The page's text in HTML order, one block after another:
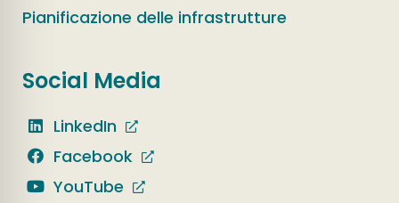
Pianificazione delle infrastrutture
Social Media
LinkedIn
Facebook
YouTube